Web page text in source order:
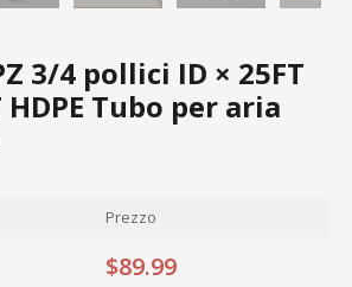
3/4 pollici ID × 25FT
HDPE Tubo per aria
Prezzo
$89.99